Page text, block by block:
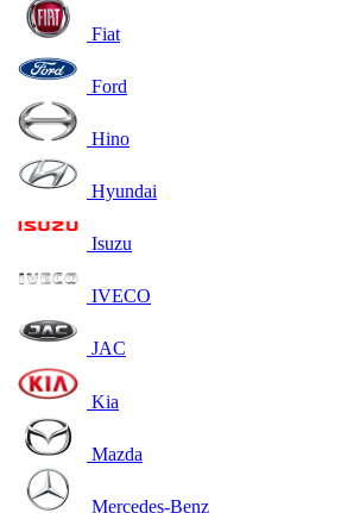
Fiat
Ford
Hino
Hyundai
Isuzu
IVECO
JAC
Kia
Mazda
Mercedes-Benz